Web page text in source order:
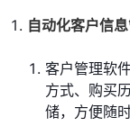
自动化客户信
客户管理软
方式、购买
储，方便随